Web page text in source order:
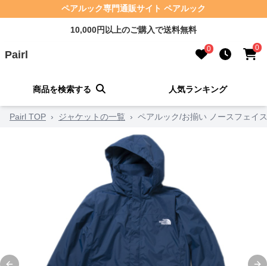
ペアルック専門通販サイト ペアルック
10,000円以上のご購入で送料無料
Pairl 0 0
商品を検索する 人気ランキング
Pairl TOP › ジャケットの一覧 › ペアルック/お揃い ノースフェイ